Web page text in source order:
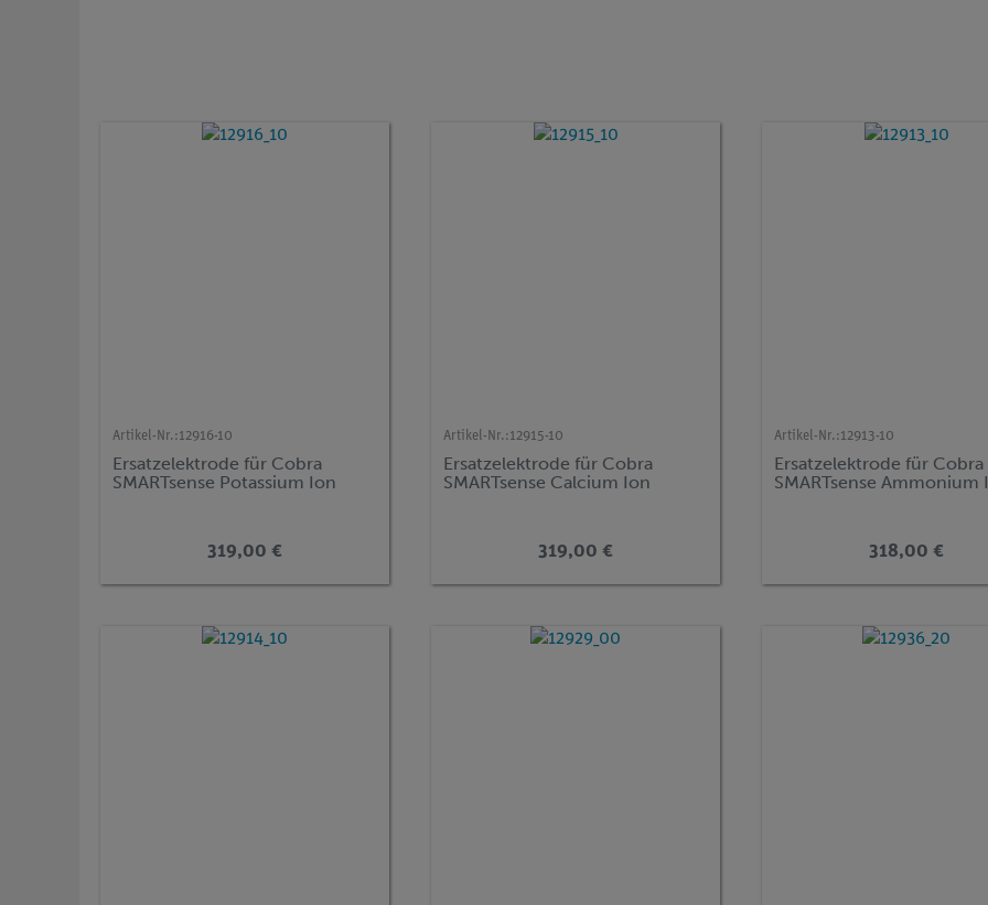
Artikel-Nr.:12916-10
Ersatzelektrode für Cobra
SMARTsense Potassium Ion
319,00 €
Artikel-Nr.:12915-10
Ersatzelektrode für Cobra
SMARTsense Calcium Ion
319,00 €
Artikel-Nr.:12913-10
Ersatzelektrode für Cobra
SMARTsense Ammonium
318,00 €